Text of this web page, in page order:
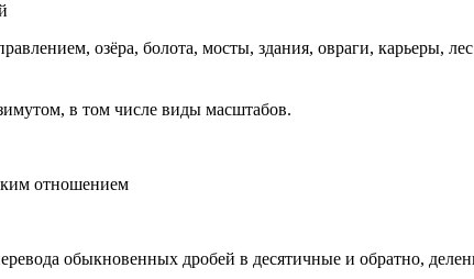
озёра, болота, мосты, здания, овраги, карьеры,
в том числе виды масштабов.
отношением
обыкновенных дробей в десятичные и обратно,